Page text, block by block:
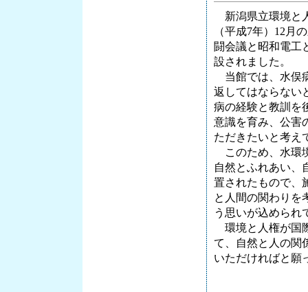
新潟県立環境と
（平成7年）12月
闘会議と昭和電工
設されました。
当館では、水俣
返してはならない
病の経験と教訓を
意識を育み、公害
ただきたいと考え
このため、水環
自然とふれあい、
置されたもので、
と人間の関わりを
う思いが込められ
環境と人権が国
て、自然と人の関
いただければと願